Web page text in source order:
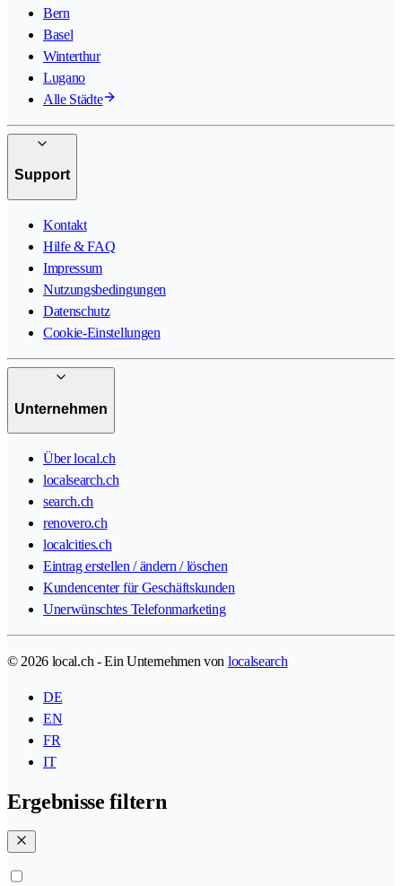
Bern
Basel
Winterthur
Lugano
Alle Städte
Support
Kontakt
Hilfe & FAQ
Impressum
Nutzungsbedingungen
Datenschutz
Cookie-Einstellungen
Unternehmen
Über local.ch
localsearch.ch
search.ch
renovero.ch
localcities.ch
Eintrag erstellen / ändern / löschen
Kundencenter für Geschäftskunden
Unerwünschtes Telefonmarketing
© 2026 local.ch - Ein Unternehmen von localsearch
DE
EN
FR
IT
Ergebnisse filtern